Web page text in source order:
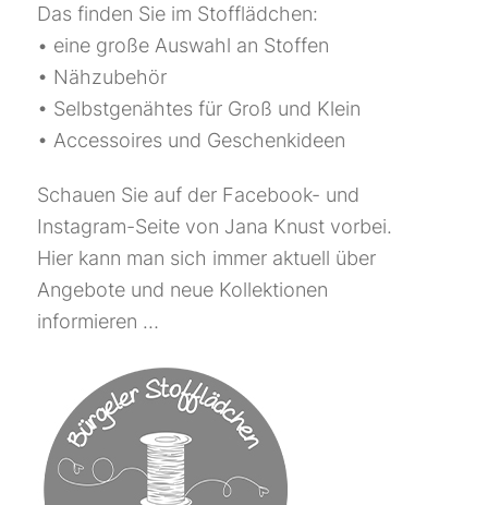
Das finden Sie im Stofflädchen:
• eine große Auswahl an Stoffen
• Nähzubehör
• Selbstgenähtes für Groß und Klein
• Accessoires und Geschenkideen
Schauen Sie auf der Facebook- und
Instagram-Seite von Jana Knust vorbei.
Hier kann man sich immer aktuell über
Angebote und neue Kollektionen
informieren …